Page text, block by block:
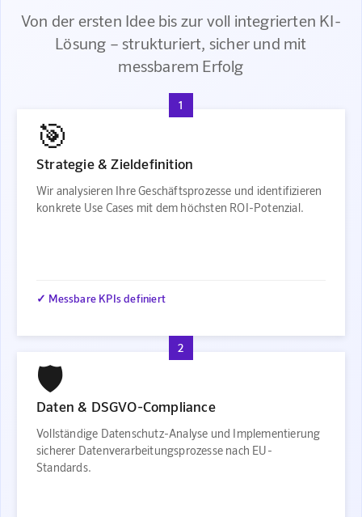
Von der ersten Idee bis zur voll integrierten KI-
Lösung – strukturiert, sicher und mit
messbarem Erfolg
1
🎯
Strategie & Zieldefinition
Wir analysieren Ihre Geschäftsprozesse und identifizieren
konkrete Use Cases mit dem höchsten ROI-Potenzial.
✓ Messbare KPIs definiert
2
🛡️
Daten & DSGVO-Compliance
Vollständige Datenschutz-Analyse und Implementierung
sicherer Datenverarbeitungsprozesse nach EU-
Standards.